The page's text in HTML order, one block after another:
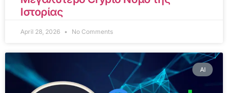
Ιστορίας
April 28, 2026 No Comments
AI